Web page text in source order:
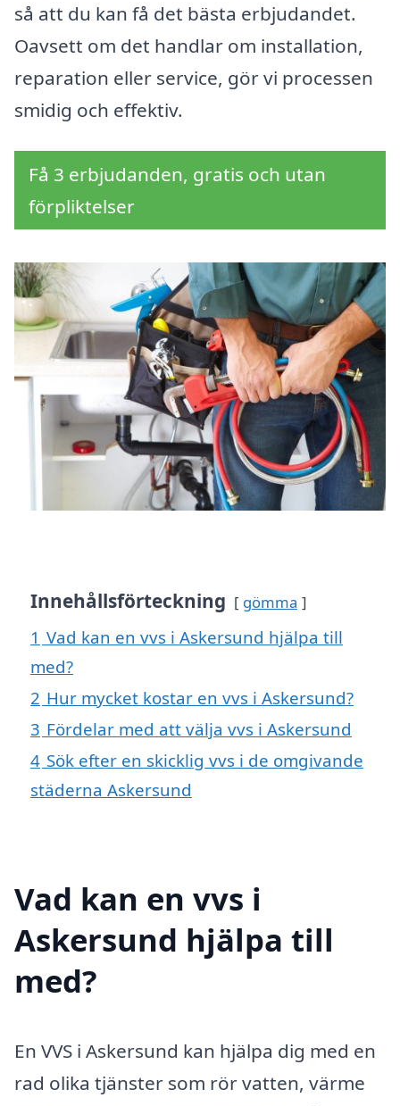
så att du kan få det bästa erbjudandet.
Oavsett om det handlar om installation,
reparation eller service, gör vi processen
smidig och effektiv.
Få 3 erbjudanden, gratis och utan
förpliktelser
Innehållsförteckning gömma
1 Vad kan en vvs i Askersund hjälpa till
med?
2 Hur mycket kostar en vvs i Askersund?
3 Fördelar med att välja vvs i Askersund
4 Sök efter en skicklig vvs i de omgivande
städerna Askersund
Vad kan en vvs i
Askersund hjälpa till
med?
En VVS i Askersund kan hjälpa dig med en
rad olika tjänster som rör vatten, värme